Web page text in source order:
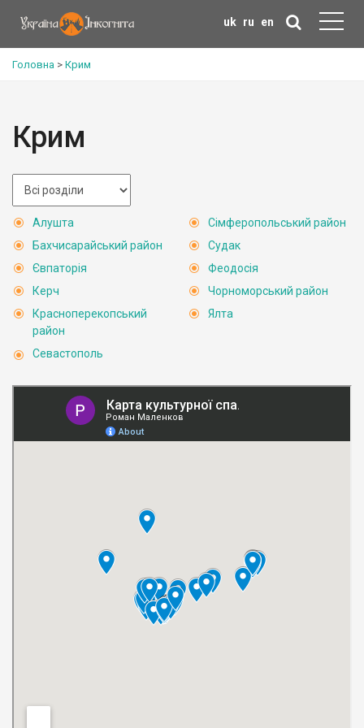
uk ru en
Головна > Крим
Крим
Алушта
Бахчисарайський район
Євпаторія
Керч
Красноперекопський
район
Севастополь
Сімферопольський район
Судак
Феодосія
Чорноморський район
Ялта